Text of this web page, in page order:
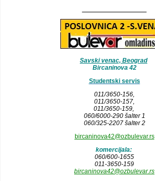
Savski venac, Beograd
Bircaninova 42
Studentski servis
011/3650-156,
011/3650-157
011/3650-159,
060/6000-290 šalter 1
060/325-2207 šalter 2
bircaninova42@ozbulevar.rs
komercijala:
060/600-1655
011-3650-159
bircaninova42@ozbulevar.rs